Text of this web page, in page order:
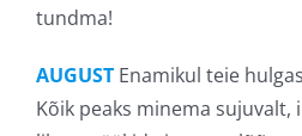
tundma!
AUGUST Enamikul teie
Kõik peaks minema sujuvalt,